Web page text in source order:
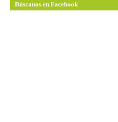
Búscanos en Facebook